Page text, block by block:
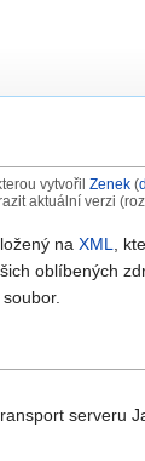
vytvořil Zenek (
aktuální verzi
na XML ,
oblíbených
serveru